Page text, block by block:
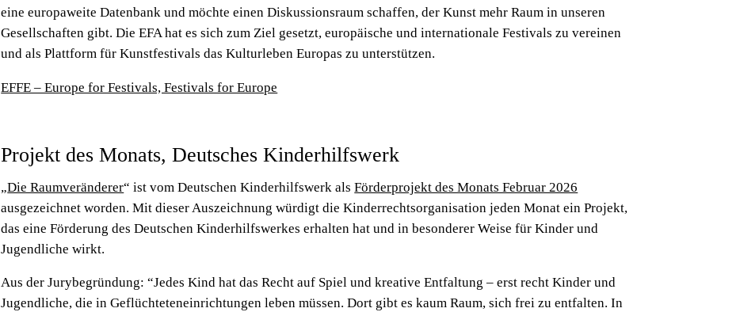
eine europaweite Datenbank und möchte einen Diskussionsraum schaffen, der Kunst mehr Raum in unseren
Gesellschaften gibt. Die EFA hat es sich zum Ziel gesetzt, europäische und internationale Festivals zu vereinen
und als Plattform für Kunstfestivals das Kulturleben Europas zu unterstützen.
EFFE – Europe for Festivals, Festivals for Europe
Projekt des Monats, Deutsches Kinderhilfswerk
„Die Raumveränderer“ ist vom Deutschen Kinderhilfswerk alsFörderprojekt des Monats Februar 2026
ausgezeichnet worden. Mit dieser Auszeichnung würdigt die Kinderrechtsorganisation jeden Monat ein Projekt,
das eine Förderung des Deutschen Kinderhilfswerkes erhalten hat und in besonderer Weise für Kinder und
Jugendliche wirkt.
Aus der Jurybegründung: “Jedes Kind hat das Recht auf Spiel und kreative Entfaltung – erst recht Kinder und
Jugendliche, die in Geflüchteteneinrichtungen leben müssen. Dort gibt es kaum Raum, sich frei zu entfalten. In